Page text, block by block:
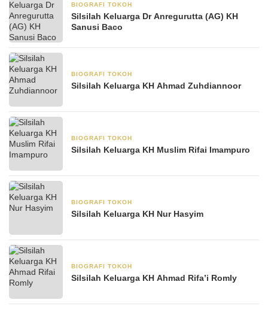
BIOGRAFI TOKOH
Silsilah Keluarga Dr Anregurutta (AG) KH
Sanusi Baco
BIOGRAFI TOKOH
Silsilah Keluarga KH Ahmad Zuhdiannoor
BIOGRAFI TOKOH
Silsilah Keluarga KH Muslim Rifai Imampuro
BIOGRAFI TOKOH
Silsilah Keluarga KH Nur Hasyim
BIOGRAFI TOKOH
Silsilah Keluarga KH Ahmad Rifa’i Romly